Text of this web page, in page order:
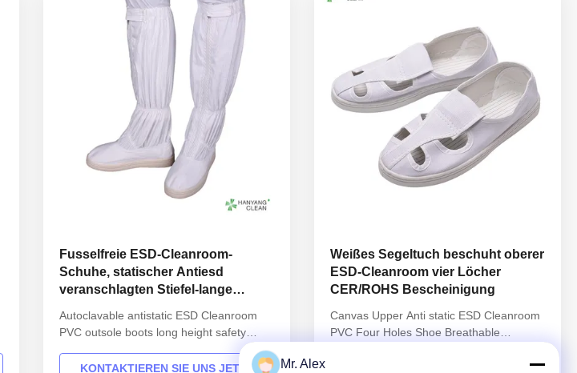
Fusselfreie ESD-Cleanroom-
Schuhe, statischer Antiesd
veranschlagten Stiefel-lange
Autoclavable antistatic ESD Cleanroom
PVC outsole boots long height safety
INFORMATION Model No.: H-3517
KONTAKTIEREN SIE UNS JETZT
Weißes Segeltuch beschuht oberer
ESD-Cleanroom vier Löcher
CER/ROHS Bescheinigung
Canvas Upper Anti static ESD Cleanroom
PVC Four Holes Shoe Breathable
Clean’s workwear are made of top quality
Mr. Alex